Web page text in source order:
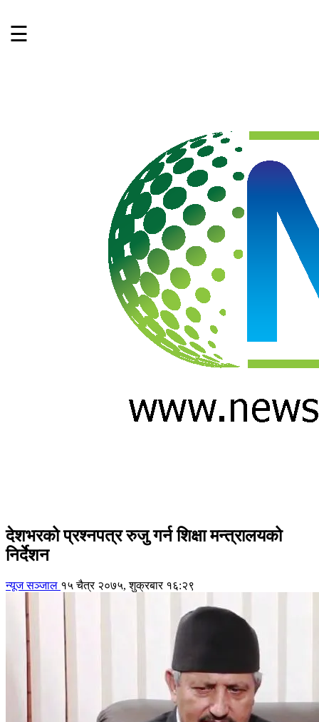
☰
देशभरको प्रश्नपत्र रुजु गर्न शिक्षा मन्त्रालयको
निर्देशन
न्यूज सञ्जाल १५ चैत्र २०७५, शुक्रबार १६:२९